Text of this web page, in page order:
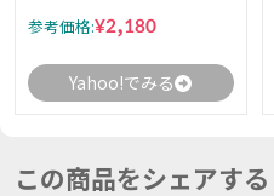
参考価格:¥2,180
Yahoo!でみる
この商品をシェアする